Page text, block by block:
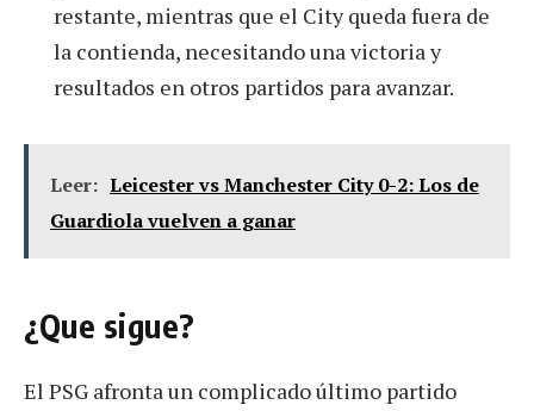
restante, mientras que el City queda fuera de
la contienda, necesitando una victoria y
resultados en otros partidos para avanzar.
Leer: Leicester vs Manchester City 0-2: Los de
Guardiola vuelven a ganar
¿Que sigue?
El PSG afronta un complicado último partido